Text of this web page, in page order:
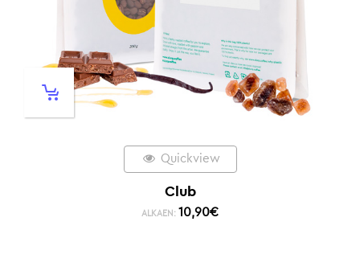
Quickview
Club
ALKAEN: 10,90€